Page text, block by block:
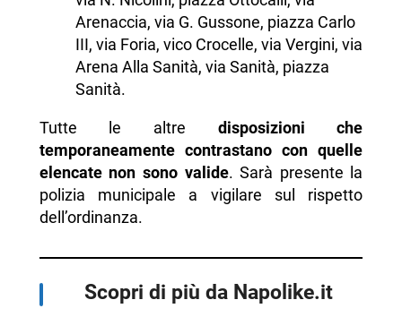
Arenaccia, via G. Gussone, piazza Carlo
III, via Foria, vico Crocelle, via Vergini, via
Arena Alla Sanità, via Sanità, piazza
Sanità.
Tutte le altre disposizioni che
temporaneamente contrastano con quelle
elencate non sono valide. Sarà presente la
polizia municipale a vigilare sul rispetto
dell’ordinanza.
Scopri di più da Napolike.it